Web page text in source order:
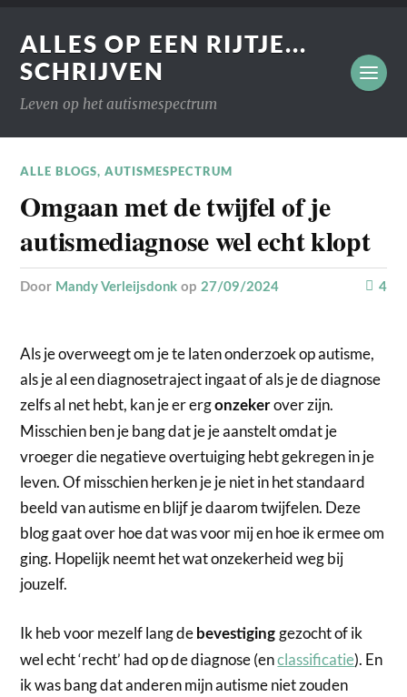
ALLES OP EEN RIJTJE...
SCHRIJVEN
Leven op het autismespectrum
ALLE BLOGS,AUTISMESPECTRUM
Omgaan met de twijfel of je
autismediagnose wel echt klopt
door Mandy Verleijsdonk op27/09/2024 4
Als je overweegt om je te laten onderzoek op autisme,
als je al een diagnosetraject ingaat of als je de diagnose
zelfs al net hebt, kan je er ergonzekerover zijn.
Misschien ben je bang dat je je aanstelt omdat je
vroeger die negatieve overtuiging hebt gekregen in je
leven. Of misschien herken je je niet in het standaard
beeld van autisme en blijf je daarom twijfelen. Deze
blog gaat over hoe dat was voor mij en hoe ik ermee om
ging. Hopelijk neemt het wat onzekerheid weg bij
jouzelf.
Ik heb voor mezelf lang de bevestiging gezocht of ik
wel echt ‘recht’ had op de diagnose (enclassificatie). En
ik was bang dat anderen mijn autisme niet zouden